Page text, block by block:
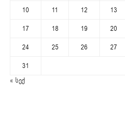
10
11 12 13
17
18 19 20
24
25 26 27
31
« სექ